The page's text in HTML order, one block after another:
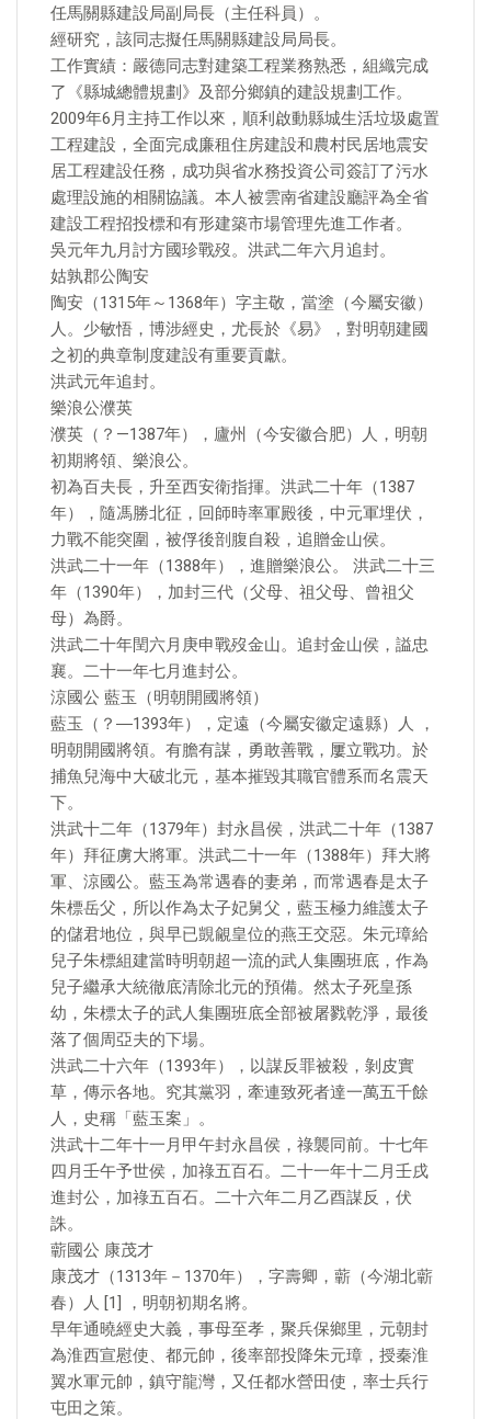
任馬關縣建設局副局長（主任科員）。
經研究，該同志擬任馬關縣建設局局長。
工作實績：嚴德同志對建築工程業務熟悉，組織完成
了《縣城總體規劃》及部分鄉鎮的建設規劃工作。
2009年6月主持工作以來，順利啟動縣城生活垃圾處置
工程建設，全面完成廉租住房建設和農村民居地震安
居工程建設任務，成功與省水務投資公司簽訂了污水
處理設施的相關協議。本人被雲南省建設廳評為全省
建設工程招投標和有形建築市場管理先進工作者。
吳元年九月討方國珍戰歿。洪武二年六月追封。
姑孰郡公陶安
陶安（1315年～1368年）字主敬，當塗（今屬安徽）
人。少敏悟，博涉經史，尤長於《易》，對明朝建國
之初的典章制度建設有重要貢獻。
洪武元年追封。
樂浪公濮英
濮英（？—1387年），廬州（今安徽合肥）人，明朝
初期將領、樂浪公。
初為百夫長，升至西安衛指揮。洪武二十年（1387
年），隨馮勝北征，回師時率軍殿後，中元軍埋伏，
力戰不能突圍，被俘後剖腹自殺，追贈金山侯。
洪武二十一年（1388年），進贈樂浪公。 洪武二十三
年（1390年），加封三代（父母、祖父母、曾祖父
母）為爵。
洪武二十年閏六月庚申戰歿金山。追封金山侯，謚忠
襄。二十一年七月進封公。
涼國公 藍玉（明朝開國將領）
藍玉（？―1393年），定遠（今屬安徽定遠縣）人 ，
明朝開國將領。有膽有謀，勇敢善戰，屢立戰功。於
捕魚兒海中大破北元，基本摧毀其職官體系而名震天
下。
洪武十二年（1379年）封永昌侯，洪武二十年（1387
年）拜征虜大將軍。洪武二十一年（1388年）拜大將
軍、涼國公。藍玉為常遇春的妻弟，而常遇春是太子
朱標岳父，所以作為太子妃舅父，藍玉極力維護太子
的儲君地位，與早已覬覦皇位的燕王交惡。朱元璋給
兒子朱標組建當時明朝超一流的武人集團班底，作為
兒子繼承大統徹底清除北元的預備。然太子死皇孫
幼，朱標太子的武人集團班底全部被屠戮乾淨，最後
落了個周亞夫的下場。
洪武二十六年（1393年），以謀反罪被殺，剝皮實
草，傳示各地。究其黨羽，牽連致死者達一萬五千餘
人，史稱「藍玉案」。
洪武十二年十一月甲午封永昌侯，祿襲同前。十七年
四月壬午予世侯，加祿五百石。二十一年十二月壬戌
進封公，加祿五百石。二十六年二月乙酉謀反，伏
誅。
蘄國公 康茂才
康茂才（1313年－1370年），字壽卿，蘄（今湖北蘄
春）人 [1] ，明朝初期名將。
早年通曉經史大義，事母至孝，聚兵保鄉里，元朝封
為淮西宣慰使、都元帥，後率部投降朱元璋，授秦淮
翼水軍元帥，鎮守龍灣，又任都水營田使，率士兵行
屯田之策。